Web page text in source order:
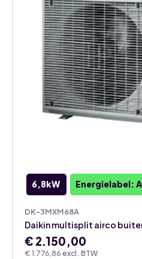
6,8kW Energielabel:
DK-3MXM68A
€ 1.776,86 excl. BTW
Daikin multisplit airco
€ 2.150,00